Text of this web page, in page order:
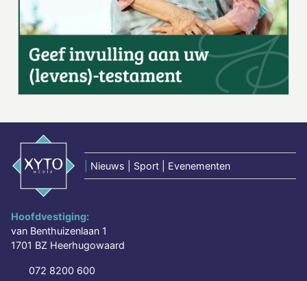
Nieuws | Sport | Evenementen
Hoofdvestiging:
van Benthuizenlaan 1
1701 BZ Heerhugowaard
072 8200 600